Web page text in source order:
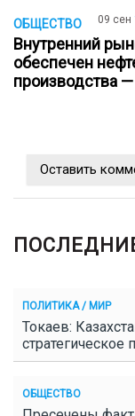
ОБЩЕСТВО 09 сен
Внутренний
обеспечен
производства
Оставить
ПОЛИТИКА / МИР
Токаев:
стратегическое
ОБЩЕСТВО